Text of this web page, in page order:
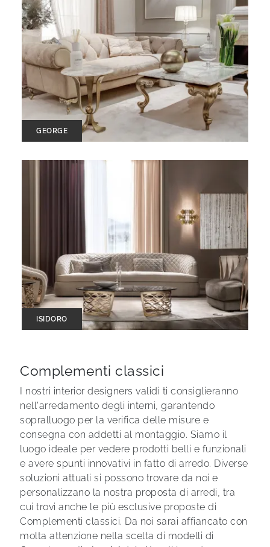
GEORGE
ISIDORO
Complementi classici
I nostri interior designers validi ti consiglieranno
nell'arredamento degli interni, garantendo
sopralluogo per la verifica delle misure e
consegna con addetti al montaggio. Siamo il
luogo ideale per vedere prodotti belli e funzionali
e avere spunti innovativi in fatto di arredo. Diverse
soluzioni attuali si possono trovare da noi e
personalizzano la nostra proposta di arredi, tra
cui trovi anche le più esclusive proposte di
Complementi classici. Da noi sarai affiancato con
molta attenzione nella scelta di modelli di